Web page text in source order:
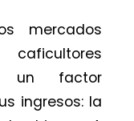
mercados
un factor
ingresos: la